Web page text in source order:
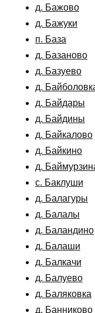
д. Бажово
д. Бажуки
п. База
д. Базаново
д. Базуево
д.
д. Байдары
д. Байдины
д. Байкалово
д. Байкино
д.
с. Баклуши
д. Балагуры
д. Балалы
д. Баландино
д. Балаши
д. Балкачи
д. Балуево
д. Баляковка
д. Банниково